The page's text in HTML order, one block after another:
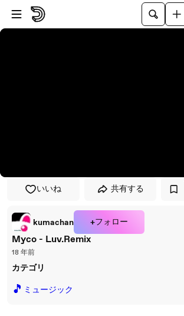
プレイヤーにスキップ
メインコンテンツにスキップ
いいね 共有する
kumachan +フォロー
Myco - Luv.Remix
18 年前
カテゴリ
🎵 ミュージック